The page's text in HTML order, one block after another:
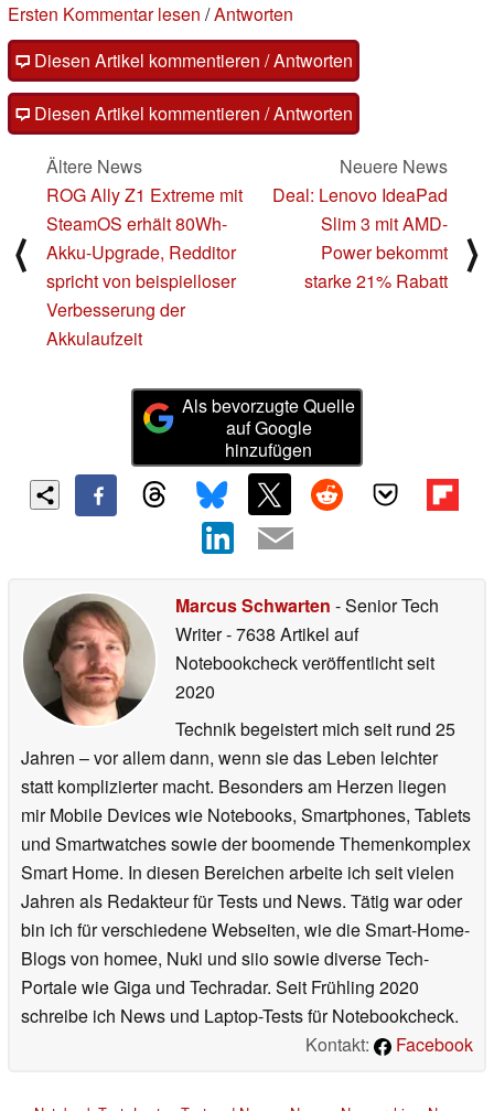
Ersten Kommentar lesen /Antworten
Diesen Artikel kommentieren / Antworten
Diesen Artikel kommentieren / Antworten
⟨
Ältere News
ROG Ally Z1 Extreme mit
SteamOS erhält 80Wh-
Akku-Upgrade, Redditor
spricht von beispielloser
Verbesserung der
Akkulaufzeit
Neuere News
Deal: Lenovo IdeaPad
Slim 3 mit AMD-
Power bekommt
starke 21% Rabatt
⟩
Als bevorzugte Quelle
auf Google
hinzufügen
Marcus Schwarten - Senior Tech
Writer- 7638 Artikel auf
Notebookcheck veröffentlichtseit
2020
Technik begeistert mich seit rund 25
Jahren – vor allem dann, wenn sie das Leben leichter
statt komplizierter macht. Besonders am Herzen liegen
mir Mobile Devices wie Notebooks, Smartphones, Tablets
und Smartwatches sowie der boomende Themenkomplex
Smart Home. In diesen Bereichen arbeite ich seit vielen
Jahren als Redakteur für Tests und News. Tätig war oder
bin ich für verschiedene Webseiten, wie die Smart-Home-
Blogs von homee, Nuki und siio sowie diverse Tech-
Portale wie Giga und Techradar. Seit Frühling 2020
schreibe ich News und Laptop-Tests für Notebookcheck.
Kontakt:
Facebook